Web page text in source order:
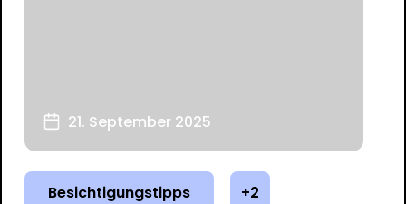
21. September 2025
Besichtigungstipps +2